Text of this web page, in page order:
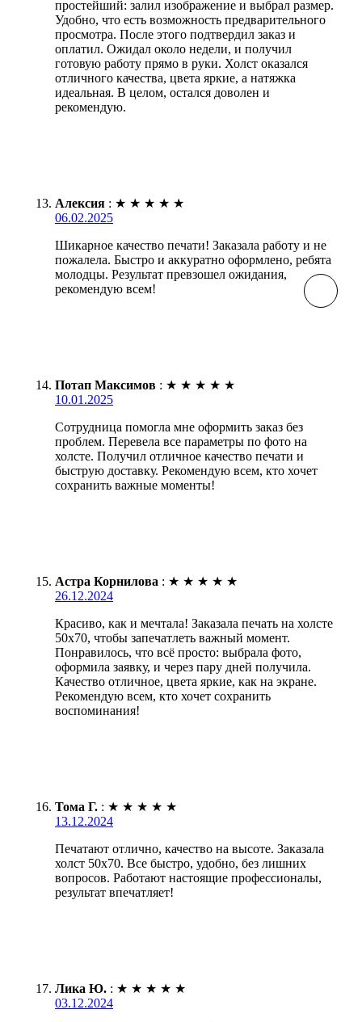
простейший: залил изображение и выбрал размер.
Удобно, что есть возможность предварительного
просмотра. После этого подтвердил заказ и
оплатил. Ожидал около недели, и получил
готовую работу прямо в руки. Холст оказался
отличного качества, цвета яркие, а натяжка
идеальная. В целом, остался доволен и
рекомендую.
Алексия : ★ ★ ★ ★ ★
06.02.2025
Шикарное качество печати! Заказала работу и не
пожалела. Быстро и аккуратно оформлено, ребята
молодцы. Результат превзошел ожидания,
рекомендую всем!
Потап Максимов : ★ ★ ★ ★ ★
10.01.2025
Сотрудница помогла мне оформить заказ без
проблем. Перевела все параметры по фото на
холсте. Получил отличное качество печати и
быструю доставку. Рекомендую всем, кто хочет
сохранить важные моменты!
Астра Корнилова : ★ ★ ★ ★ ★
26.12.2024
Красиво, как и мечтала! Заказала печать на холсте
50х70, чтобы запечатлеть важный момент.
Понравилось, что всё просто: выбрала фото,
оформила заявку, и через пару дней получила.
Качество отличное, цвета яркие, как на экране.
Рекомендую всем, кто хочет сохранить
воспоминания!
Тома Г. : ★ ★ ★ ★ ★
13.12.2024
Печатают отлично, качество на высоте. Заказала
холст 50х70. Все быстро, удобно, без лишних
вопросов. Работают настоящие профессионалы,
результат впечатляет!
Лика Ю. : ★ ★ ★ ★ ★
03.12.2024